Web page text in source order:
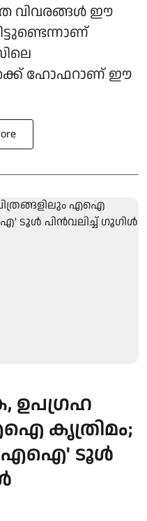
വിവരങ്ങള്‍ ഈ
ഹോഫറാണ് ഈ
ഉപഗ്രഹ
കൃത്രിമം;
എഐ' ടൂള്‍